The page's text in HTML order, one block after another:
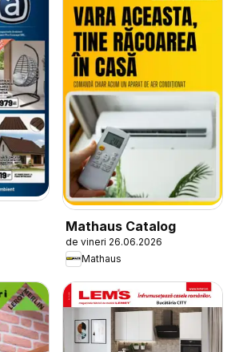
Mathaus Catalog
de vineri 26.06.2026
Mathaus